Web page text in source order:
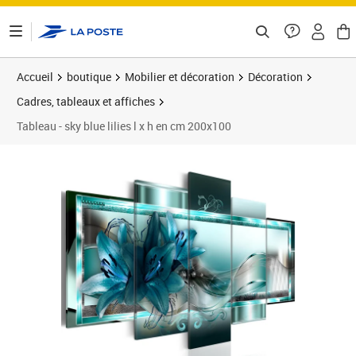
Accueil boutique Mobilier et décoration
Décoration
Cadres, tableaux et affiches
Tableau - sky blue lilies l x h en cm 200x100